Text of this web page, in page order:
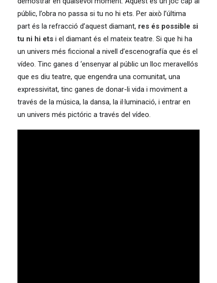
públic, l’obra no passa si tu no hi ets. Per això l’última
part és la refracció d’aquest diamant, res és possible si
tu ni hi ets i el diamant és el mateix teatre. Si que hi ha
un univers més ficcional a nivell d’escenografía que és el
vídeo. Tinc ganes d ‘ensenyar al públic un lloc meravellós
que es diu teatre, que engendra una comunitat, una
expressivitat, tinc ganes de donar-li vida i moviment a
través de la música, la dansa, la il·luminació, i entrar en
un univers més pictóric a través del vídeo.